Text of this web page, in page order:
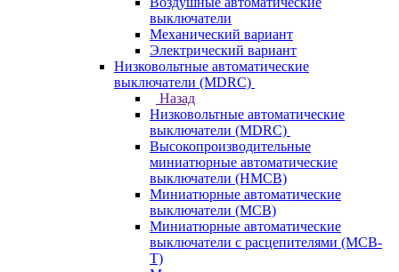
выключатели
Механический вариант
Электрический вариант
Низковольтные автоматические
выключатели (MDRC)
Назад
Низковольтные автоматические
выключатели (MDRC)
Высокопроизводительные
миниатюрные автоматические
выключатели (HMCB)
Миниатюрные автоматические
выключатели (MCB)
Миниатюрные автоматические
выключатели с расцепителями (MCB-
T)